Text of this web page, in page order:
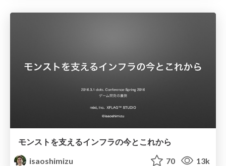
モンストを支えるインフラの今とこれから
isaoshimizu
70 13k